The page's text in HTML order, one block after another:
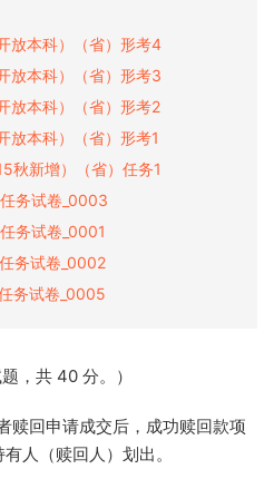
放本科）（省）形考4
放本科）（省）形考3
放本科）（省）形考2
放本科）（省）形考1
秋新增）（省）任务1
务试卷_0003
务试卷_0001
务试卷_0002
务试卷_0005
，共 40 分。）
赎回申请成交后，成功赎回款项
人（赎回人）划出。